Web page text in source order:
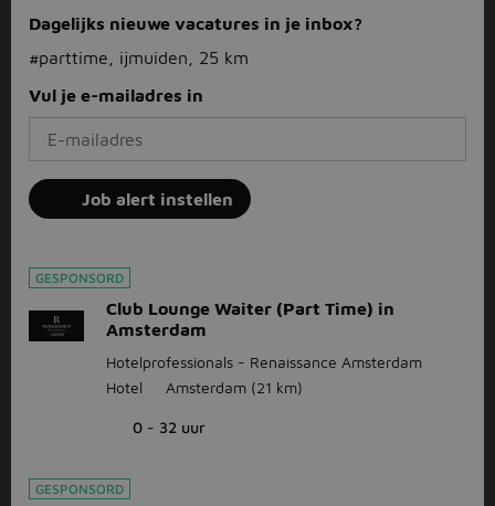
Dagelijks nieuwe vacatures in je inbox?
#parttime, ijmuiden, 25 km
Vul je e-mailadres in
Job alert instellen
GESPONSORD
Club Lounge Waiter (Part Time) in
Amsterdam
Hotelprofessionals - Renaissance Amsterdam
Hotel
Amsterdam (21 km)
0 - 32 uur
GESPONSORD